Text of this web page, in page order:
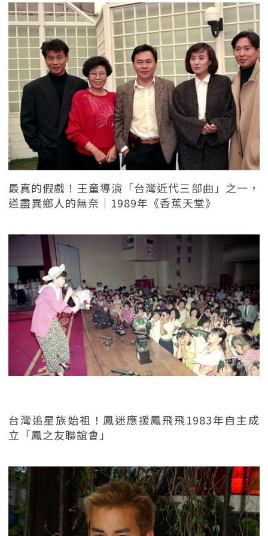
最真的假戲！王童導演「台灣近代三部曲」之一，
道盡異鄉人的無奈｜1989年《香蕉天堂》
台灣追星族始祖！鳳迷應援鳳飛飛1983年自主成
立「鳳之友聯誼會」